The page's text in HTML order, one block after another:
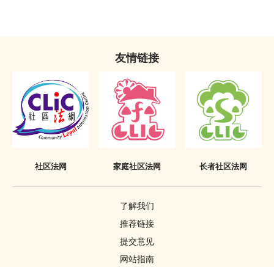
友情链接
社区法网 家庭社区法网 长者社区法网
了解我们
推荐链接
提交意见
网站指南